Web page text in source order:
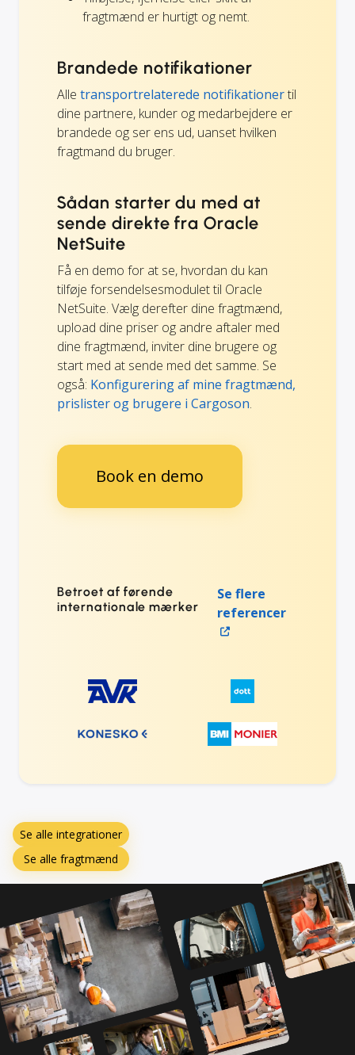
fragtmænd er hurtigt og nemt.
Brandede notifikationer
Alle transportrelaterede notifikationertil
dine partnere, kunder og medarbejdere er
brandede og ser ens ud, uanset hvilken
fragtmand du bruger.
Sådan starter du med at
sende direkte fra Oracle
NetSuite
Få en demo for at se, hvordan du kan
tilføje forsendelsesmodulet til Oracle
NetSuite. Vælg derefter dine fragtmænd,
upload dine priser og andre aftaler med
dine fragtmænd, inviter dine brugere og
start med at sende med det samme. Se
også: Konfigurering af mine fragtmænd,
prislister og brugere i Cargoson.
Book en demo
Betroet af førende
internationale mærker
Se flere
referencer
Se alle integrationer
Se alle fragtmænd